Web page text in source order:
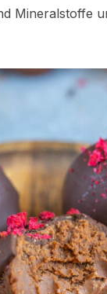
Mineralstoffe